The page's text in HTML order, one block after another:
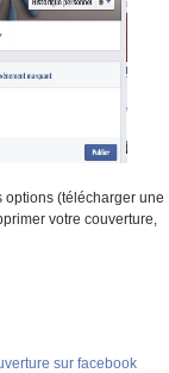
options (télécharger une
votre couverture,
sur facebook